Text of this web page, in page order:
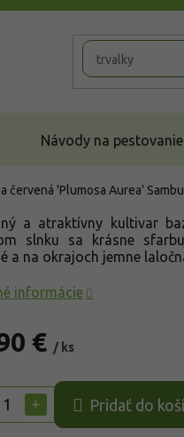
Návody na
červená 'Plumosa Aurea'
€ / ks
+ Pridať do
a atraktívny kultivar
slnku sa krásne
a na okrajoch jemne
informácie